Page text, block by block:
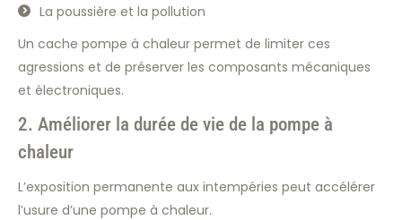
La poussière et la pollution
Un cache pompe à chaleur permet de limiter ces
agressions et de préserver les composants mécaniques
et électroniques.
2. Améliorer la durée de vie de la pompe à
chaleur
L’exposition permanente aux intempéries peut accélérer
l’usure d’une pompe à chaleur.